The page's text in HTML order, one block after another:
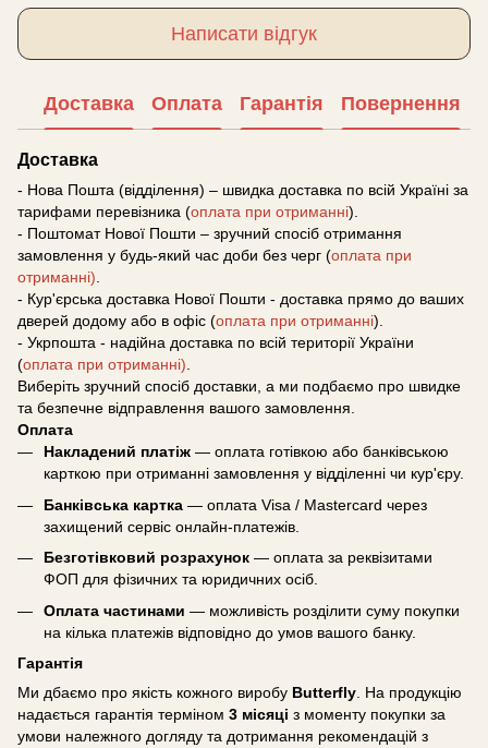
Написати відгук
Доставка Оплата Гарантія Повернення
Доставка
- Нова Пошта (відділення) – швидка доставка по всій Україні за
тарифами перевізника (оплата при отриманні).
- Поштомат Нової Пошти – зручний спосіб отримання
замовлення у будь-який час доби без черг (оплата при
отриманні).
- Кур'єрська доставка Нової Пошти - доставка прямо до ваших
дверей додому або в офіс (оплата при отриманні).
- Укрпошта - надійна доставка по всій території України
(оплата при отриманні).
Виберіть зручний спосіб доставки, а ми подбаємо про швидке
та безпечне відправлення вашого замовлення.
Оплата
Накладений платіж — оплата готівкою або банківською
карткою при отриманні замовлення у відділенні чи кур'єру.
Банківська картка — оплата Visa / Mastercard через
захищений сервіс онлайн-платежів.
Безготівковий розрахунок — оплата за реквізитами
ФОП для фізичних та юридичних осіб.
Оплата частинами — можливість розділити суму покупки
на кілька платежів відповідно до умов вашого банку.
Гарантія
Ми дбаємо про якість кожного виробу Butterfly . На продукцію
надається гарантія терміном 3 місяці з моменту покупки за
умови належного догляду та дотримання рекомендацій з